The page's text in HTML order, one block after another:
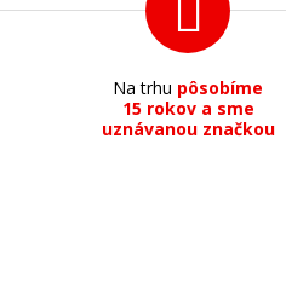
Na trhu pôsobíme
15 rokov a sme
uznávanou značkou